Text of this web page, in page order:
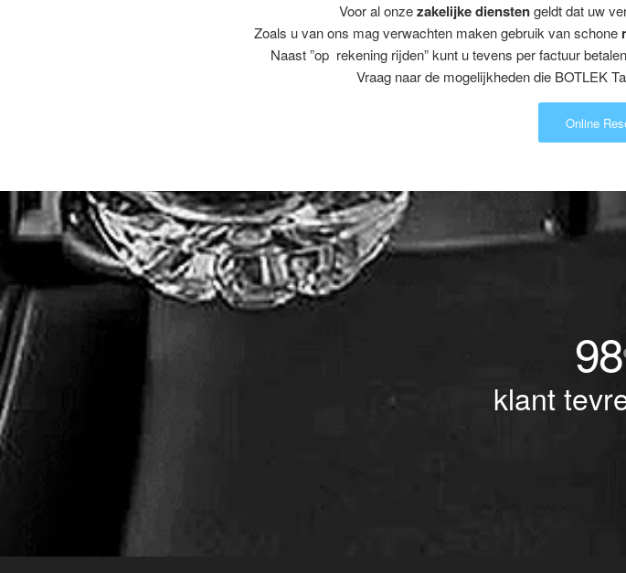
Voor al onzezakelijke dienstengeldt dat uw
Zoals u van ons mag verwachten maken gebruik van schone
Naast ”op rekening rijden” kunt u tevens per factuur
Vraag naar de mogelijkheden die BOTLEK
Online
98
klant